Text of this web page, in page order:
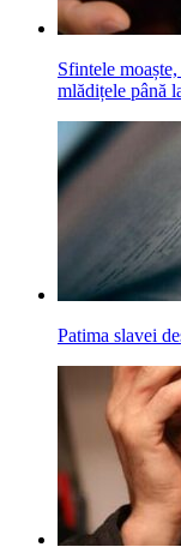
Sfintele
mlădițele până
Patima slavei